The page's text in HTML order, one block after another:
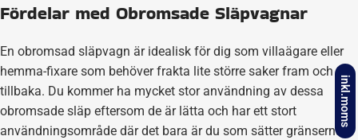
inkl.moms
Fördelar med Obromsade Släpvagnar
En obromsad släpvagn är idealisk för dig som villaägare eller
hemma-fixare som behöver frakta lite större saker fram och
tillbaka. Du kommer ha mycket stor användning av dessa
obromsade släp eftersom de är lätta och har ett stort
användningsområde där det bara är du som sätter gränserna.